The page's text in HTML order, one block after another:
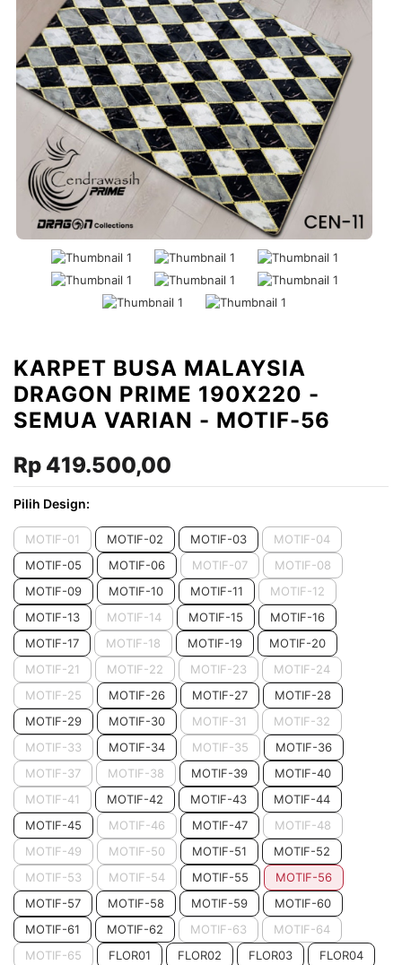
KARPET BUSA MALAYSIA
DRAGON PRIME 190X220 -
SEMUA VARIAN - MOTIF-56
Rp 419.500,00
Pilih Design:
MOTIF-01 MOTIF-02 MOTIF-03
MOTIF-04
MOTIF-05
MOTIF-06 MOTIF-07
MOTIF-08
MOTIF-09
MOTIF-10 MOTIF-11
MOTIF-12
MOTIF-13
MOTIF-14 MOTIF-15
MOTIF-16
MOTIF-17
MOTIF-18 MOTIF-19
MOTIF-20
MOTIF-21
MOTIF-22 MOTIF-23
MOTIF-24
MOTIF-25
MOTIF-26 MOTIF-27
MOTIF-28
MOTIF-29
MOTIF-30 MOTIF-31
MOTIF-32
MOTIF-33
MOTIF-34 MOTIF-35
MOTIF-36
MOTIF-37
MOTIF-38 MOTIF-39
MOTIF-40
MOTIF-41
MOTIF-42 MOTIF-43
MOTIF-44
MOTIF-45
MOTIF-46 MOTIF-47
MOTIF-48
MOTIF-49
MOTIF-50 MOTIF-51
MOTIF-52
MOTIF-53
MOTIF-54 MOTIF-55
MOTIF-56
MOTIF-57
MOTIF-58 MOTIF-59
MOTIF-60
MOTIF-61
MOTIF-62 MOTIF-63
MOTIF-64
MOTIF-65
FLOR01 FLOR02 FLOR03
FLOR04